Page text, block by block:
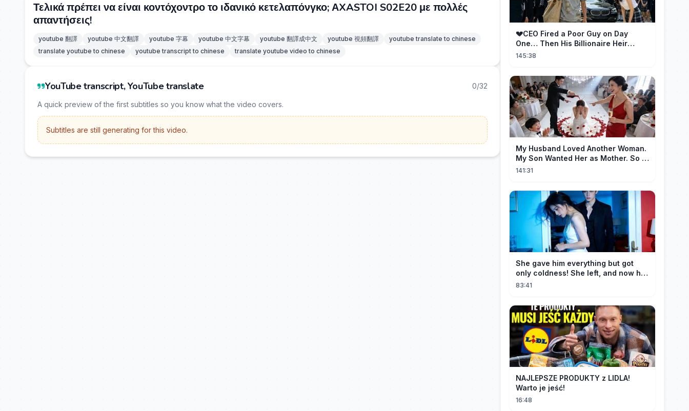
Τελικά πρέπει να είναι κοντόχοντρο το ιδανικό κετελαπόνγκο; ΑXASTOI S02E20 με πολλές
απαντήσεις!
youtube 翻譯 youtube 中文翻譯 youtube 字幕 youtube 中文字幕 youtube 翻譯成中文 youtube 視頻翻譯
youtube translate to chinese
translate youtube to chinese
youtube transcript to chinese translate youtube video to chinese
YouTube transcript, YouTube translate 0/32
A quick preview of the first subtitles so you know what the video covers.
Subtitles are still generating for this video.
💔CEO Fired a Poor Guy on Day
One… Then His Billionaire Heir
Identity Shocked Everyone!
145:38
My Husband Loved Another Woman.
My Son Wanted Her as Mother. So I
Left Them Both to Find Myself.
141:31
She gave him everything but got
only coldness! She left, and now he
is dying of regret!
83:41
NAJLEPSZE PRODUKTY z LIDLA!
Warto je jeść!
16:48